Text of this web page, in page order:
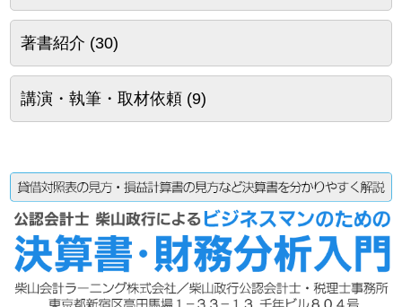
著書紹介 (30)
講演・執筆・取材依頼(9)